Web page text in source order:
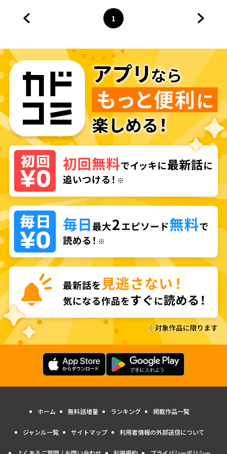
ページ
1
へ
ホーム 無料話増量 ランキング 掲載作品一覧
ジャンル一覧 サイトマップ 利用者情報の外部送信について